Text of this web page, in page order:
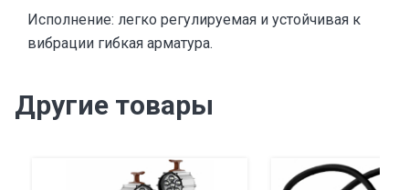
Исполнение: легко регулируемая и устойчивая к
вибрации гибкая арматура.
Другие товары